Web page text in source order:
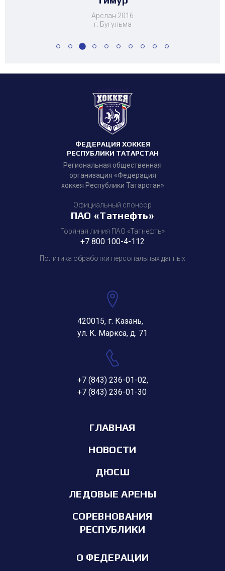
Арслан 2016
г. Бугульма
ФЕДЕРАЦИЯ ХОККЕЯ
РЕСПУБЛИКИ ТАТАРСТАН
Региональная общественная
организация «Федерация
хоккея Республики Татарстан»
Официальный спонсор
ПАО «Татнефть»
Горячая линия ПАО «Татнефть»
+7 800 100-4-112
Политика обработки персональных данных
420015, г. Казань,
ул. К. Маркса, д. 71
+7 (843) 236-01-02,
+7 (843) 236-01-30
ГЛАВНАЯ
НОВОСТИ
ДЮСШ
ЛЕДОВЫЕ АРЕНЫ
СОРЕВНОВАНИЯ
РЕСПУБЛИКИ
О ФЕДЕРАЦИИ